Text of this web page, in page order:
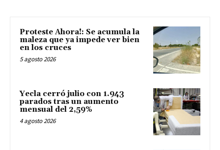
Proteste Ahora!: Se acumula la
maleza que ya impede ver bien
en los cruces
5 agosto 2026
Yecla cerró julio con 1.943
parados tras un aumento
mensual del 2,59%
4 agosto 2026